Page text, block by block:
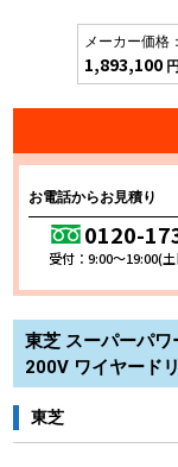
メーカー価格：
1,893,100 円
お電話からお見積り
0120-
受付：9:00～19:00(
東芝 スーパーパ
200V ワイヤード
東芝